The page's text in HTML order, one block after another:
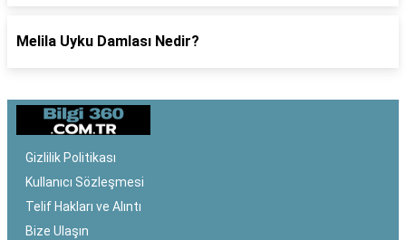
Melila Uyku Damlası Nedir?
Gizlilik Politikası
Kullanıcı Sözleşmesi
Telif Hakları ve Alıntı
Bize Ulaşın